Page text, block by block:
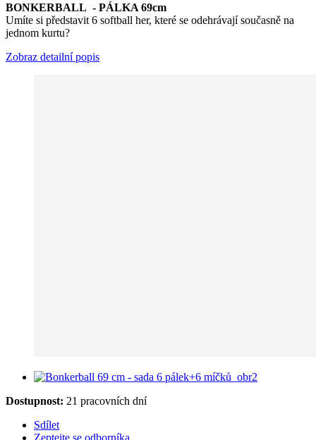
BONKERBALL - PÁLKA 69cm
Umíte si představit 6 softball her, které se odehrávají současně na
jednom kurtu?
Zobraz detailní popis
Dostupnost: 21 pracovních dní
Sdílet
Zeptejte se odborníka